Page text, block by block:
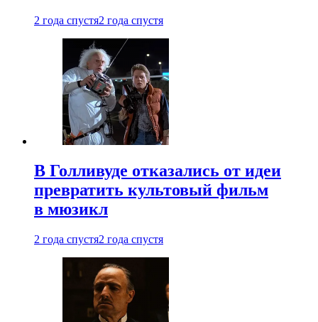
2 года спустя2 года спустя
В Голливуде отказались от идеи
превратить культовый фильм
в мюзикл
2 года спустя2 года спустя